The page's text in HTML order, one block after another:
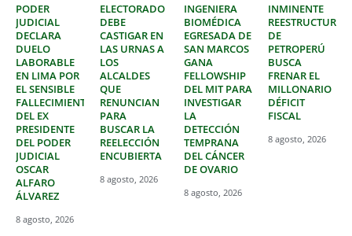
PODER
JUDICIAL
DECLARA
DUELO
LABORABLE
EN LIMA POR
EL SENSIBLE
FALLECIMIENTO
DEL EX
PRESIDENTE
DEL PODER
JUDICIAL
OSCAR
ALFARO
ÁLVAREZ
8 agosto, 2026
ELECTORADO
DEBE
CASTIGAR EN
LAS URNAS A
LOS
ALCALDES
QUE
RENUNCIAN
PARA
BUSCAR LA
REELECCIÓN
ENCUBIERTA
8 agosto, 2026
INGENIERA
BIOMÉDICA
EGRESADA DE
SAN MARCOS
GANA
FELLOWSHIP
DEL MIT PARA
INVESTIGAR
LA
DETECCIÓN
TEMPRANA
DEL CÁNCER
DE OVARIO
8 agosto, 2026
INMINENTE
DE
PETROPERÚ
BUSCA
FRENAR EL
MILLONARIO
DÉFICIT
FISCAL
8 agosto, 2026